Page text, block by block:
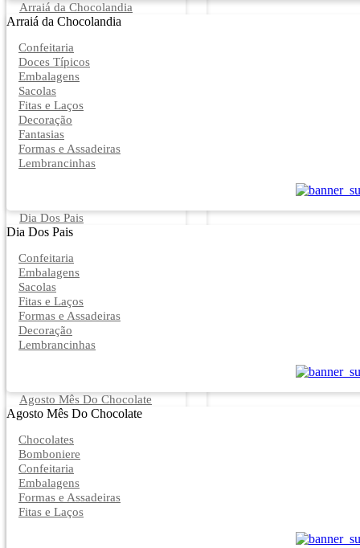
Arraiá da Chocolandia
Arraiá da Chocolandia
Confeitaria
Doces Típicos
Embalagens
Sacolas
Fitas e Laços
Decoração
Fantasias
Formas e Assadeiras
Lembrancinhas
Dia Dos Pais
Dia Dos Pais
Confeitaria
Embalagens
Sacolas
Fitas e Laços
Formas e Assadeiras
Decoração
Lembrancinhas
Agosto Mês Do Chocolate
Agosto Mês Do Chocolate
Chocolates
Bomboniere
Confeitaria
Embalagens
Formas e Assadeiras
Fitas e Laços